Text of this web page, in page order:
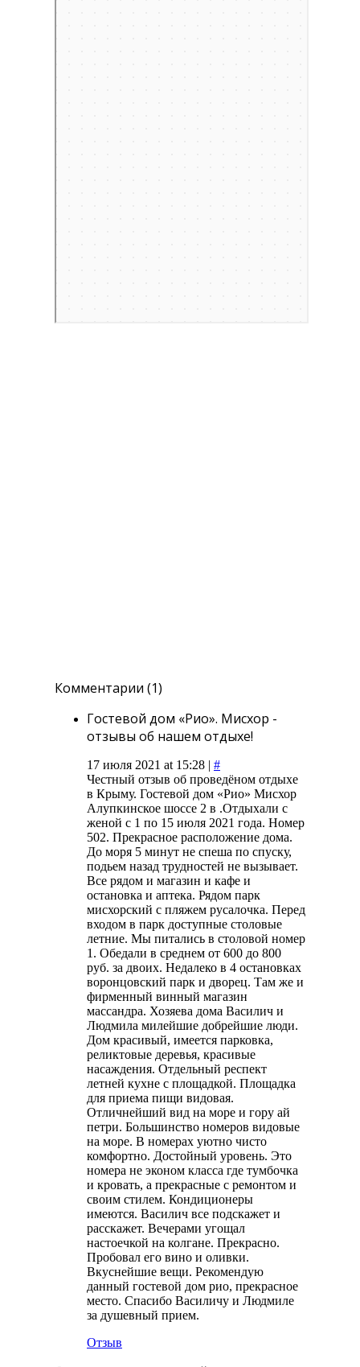
Комментарии (1)
Гостевой дом «Рио». Мисхор -
отзывы об нашем отдыхе!
17 июля 2021 at 15:28 | #
Честный отзыв об проведёном отдыхе
в Крыму. Гостевой дом «Рио» Мисхор
Алупкинское шоссе 2 в .Отдыхали с
женой с 1 по 15 июля 2021 года. Номер
502. Прекрасное расположение дома.
До моря 5 минут не спеша по спуску,
подьем назад трудностей не вызывает.
Все рядом и магазин и кафе и
остановка и аптека. Рядом парк
мисхорский с пляжем русалочка. Перед
входом в парк доступные столовые
летние. Мы питались в столовой номер
1. Обедали в среднем от 600 до 800
руб. за двоих. Недалеко в 4 остановках
воронцовский парк и дворец. Там же и
фирменный винный магазин
массандра. Хозяева дома Василич и
Людмила милейшие добрейшие люди.
Дом красивый, имеется парковка,
реликтовые деревья, красивые
насаждения. Отдельный респект
летней кухне с площадкой. Площадка
для приема пищи видовая.
Отличнейший вид на море и гору ай
петри. Большинство номеров видовые
на море. В номерах уютно чисто
комфортно. Достойный уровень. Это
номера не эконом класса где тумбочка
и кровать, а прекрасные с ремонтом и
своим стилем. Кондиционеры
имеются. Василич все подскажет и
расскажет. Вечерами угощал
настоечкой на колгане. Прекрасно.
Пробовал его вино и оливки.
Вкуснейшие вещи. Рекомендую
данный гостевой дом рио, прекрасное
место. Спасибо Василичу и Людмиле
за душевный прием.
Отзыв